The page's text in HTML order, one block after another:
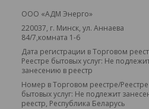
ООО «АДМ Энерго»
220037, г. Минск, ул. Аннаева
84/7,комната 1-6
Дата регистрации в Торговом
Реестре бытовых услуг: Не
занесению в реестр
Номер в Торговом реестре/Реестре
бытовых услуг: Не подлежит
реестр, Республика Беларусь